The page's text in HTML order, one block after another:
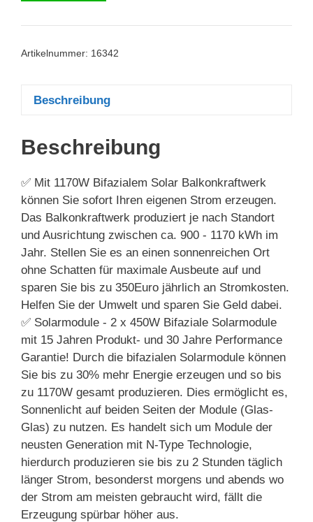
Artikelnummer: 16342
Beschreibung
Beschreibung
✅ Mit 1170W Bifazialem Solar Balkonkraftwerk
können Sie sofort Ihren eigenen Strom erzeugen.
Das Balkonkraftwerk produziert je nach Standort
und Ausrichtung zwischen ca. 900 - 1170 kWh im
Jahr. Stellen Sie es an einen sonnenreichen Ort
ohne Schatten für maximale Ausbeute auf und
sparen Sie bis zu 350Euro jährlich an Stromkosten.
Helfen Sie der Umwelt und sparen Sie Geld dabei.
✅ Solarmodule - 2 x 450W Bifaziale Solarmodule
mit 15 Jahren Produkt- und 30 Jahre Performance
Garantie! Durch die bifazialen Solarmodule können
Sie bis zu 30% mehr Energie erzeugen und so bis
zu 1170W gesamt produzieren. Dies ermöglicht es,
Sonnenlicht auf beiden Seiten der Module (Glas-
Glas) zu nutzen. Es handelt sich um Module der
neusten Generation mit N-Type Technologie,
hierdurch produzieren sie bis zu 2 Stunden täglich
länger Strom, besonderst morgens und abends wo
der Strom am meisten gebraucht wird, fällt die
Erzeugung spürbar höher aus.